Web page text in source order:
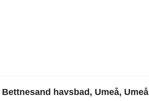
Bettnesand havsbad, Umeå, Umeå